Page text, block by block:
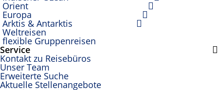
Orient
Europa
Arktis & Antarktis
Weltreisen
flexible Gruppenreisen
Service
Kontakt zu Reisebüros
Unser Team
Erweiterte Suche
Aktuelle Stellenangebote